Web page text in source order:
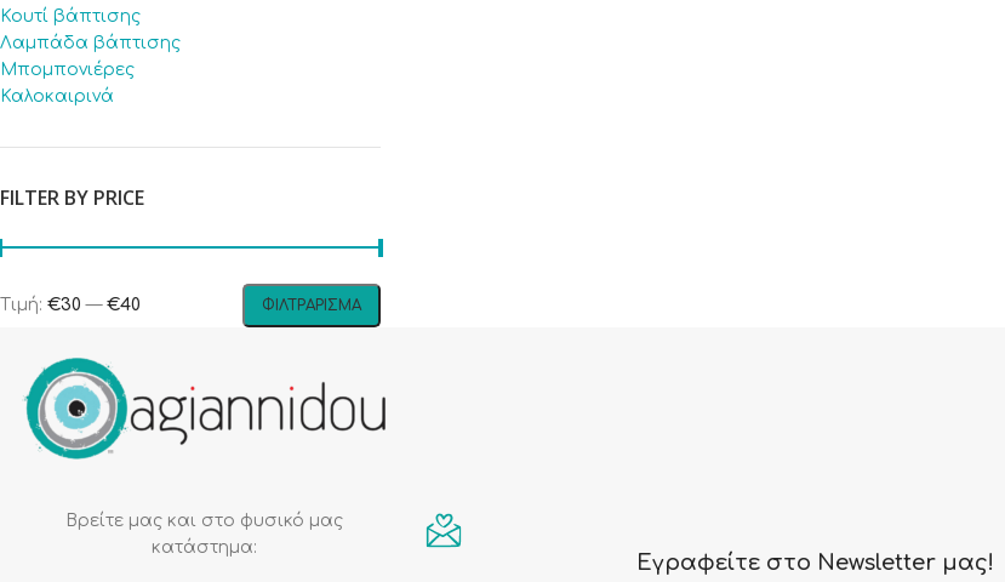
Κουτί βάπτισης
Λαμπάδα βάπτισης
Μπομπονιέρες
Καλοκαιρινά
FILTER BY PRICE
ΦΙΛΤΡΆΡΙΣΜΑ
Τιμή: €30 — €40
Βρείτε μας και στο φυσικό μας
κατάστημα:
Εγραφείτε στο Newsletter μας!